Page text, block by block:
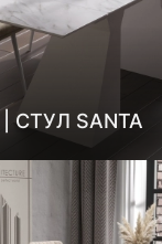
СТУЛ SANTA